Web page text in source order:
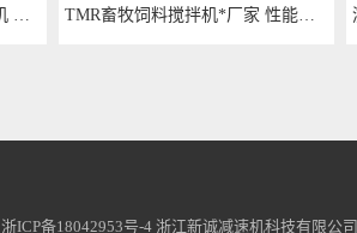
TMR畜牧饲料搅拌机*厂家 性能稳定
浙ICP备18042953号-4 浙江新诚减速机科技有限公司